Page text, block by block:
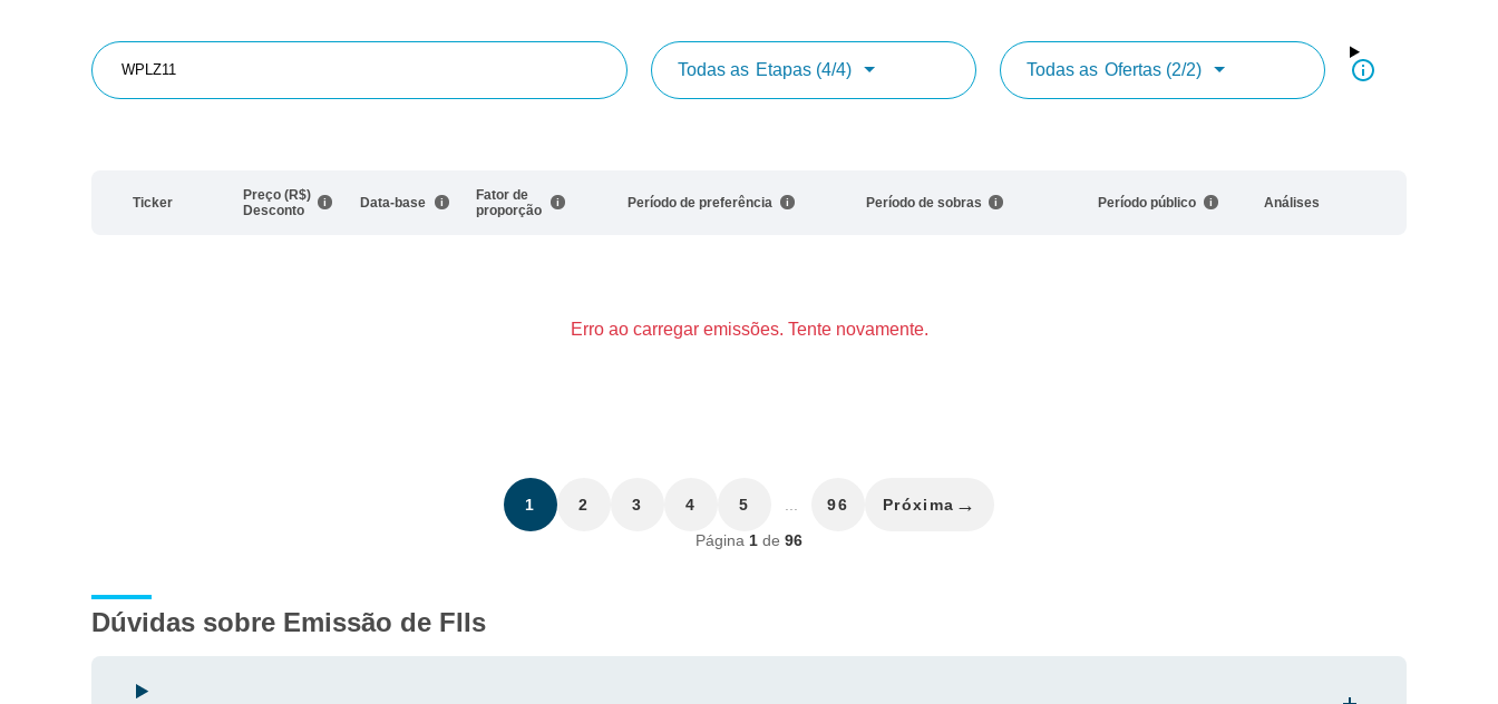
Todas as Etapas (4/4) Todas as Ofertas (2/2)
Ticker
Preço (R$)
Desconto
Data-base
Fator de
proporção
Período de preferência Período de sobras Período público Análises
Erro ao carregar emissões. Tente novamente.
1 2 3 4 5 96 Próxima →
Página 1 de 96
Dúvidas sobre Emissão de FIIs